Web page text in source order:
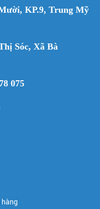
KP.9, Trung Mỹ
Sóc, Xã Bà
075